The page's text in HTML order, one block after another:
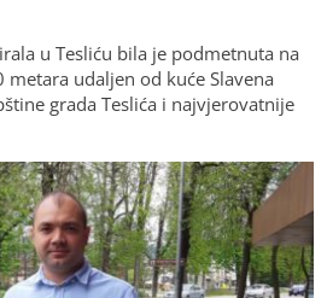
u Tesliću bila je podmetnuta na
udaljen od kuće Slavena
grada Teslića i najvjerovatnije